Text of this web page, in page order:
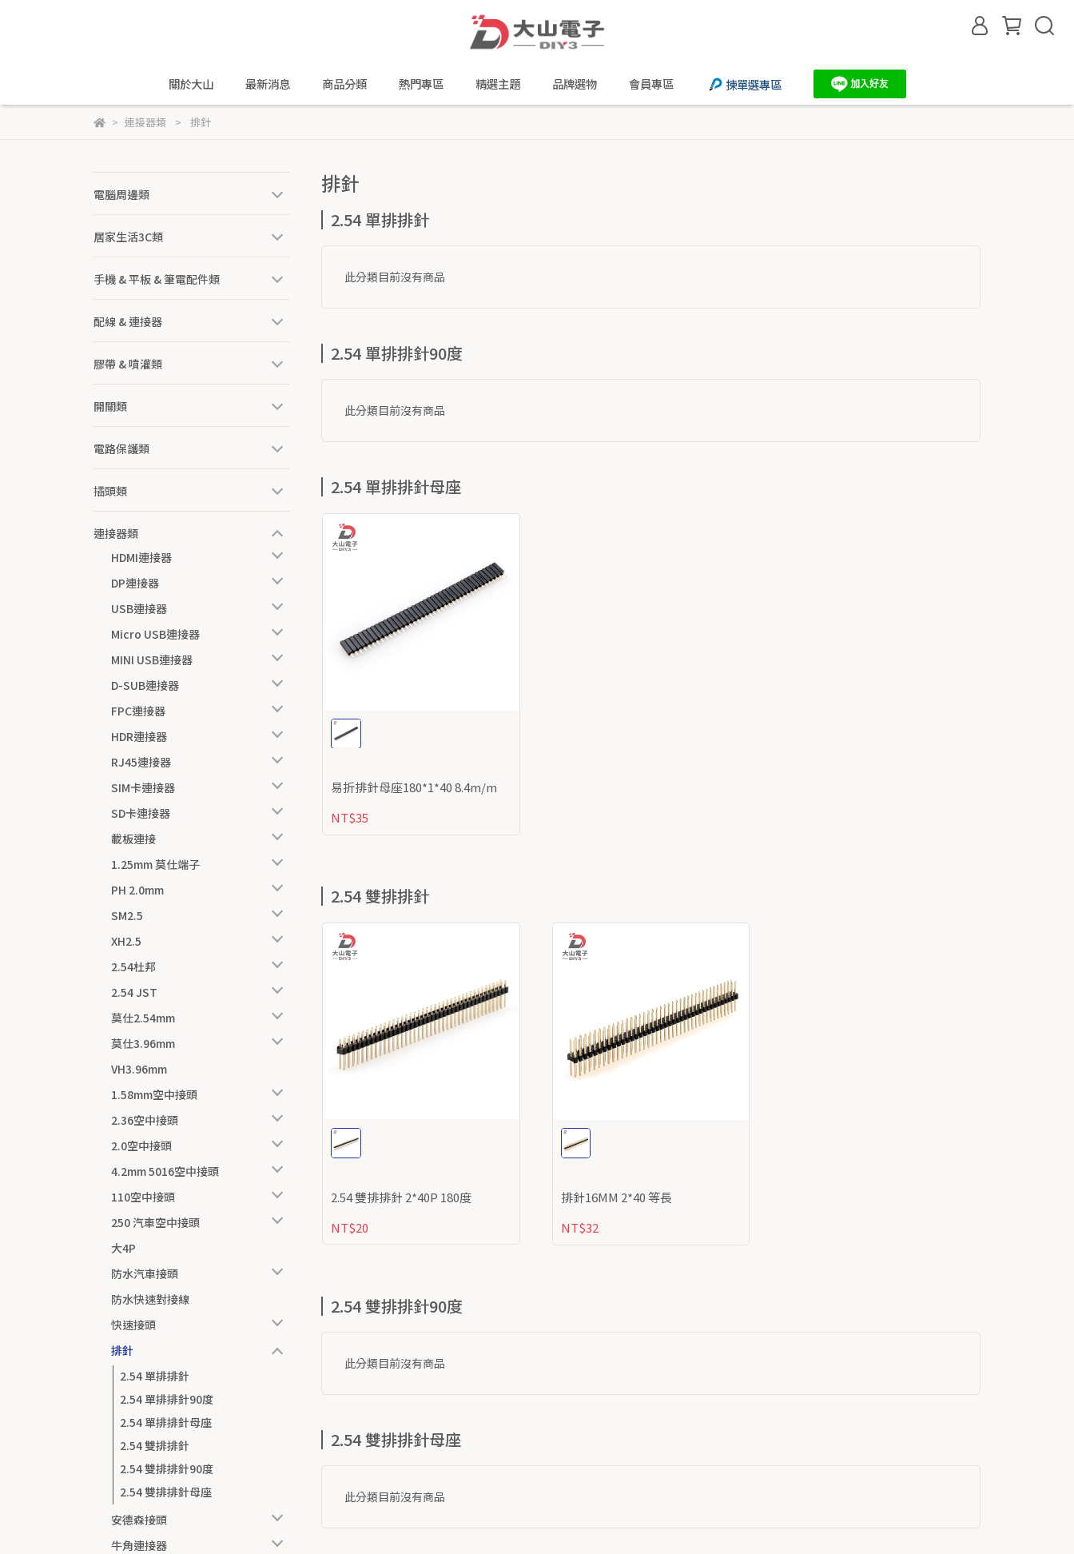
關於大山 最新消息 商品分類 熱門專區 精選主題 品牌選物 會員專區 揀單選專區
連接器類 排針
電腦周邊類
居家生活3C類
手機 & 平板 & 筆電配件類
配線 & 連接器
膠帶 & 噴灌類
開關類
電路保護類
插頭類
連接器類
HDMI連接器
DP連接器
USB連接器
Micro USB連接器
MINI USB連接器
D-SUB連接器
FPC連接器
HDR連接器
RJ45連接器
SIM卡連接器
SD卡連接器
載板連接
1.25mm 莫仕端子
PH 2.0mm
SM2.5
XH2.5
2.54杜邦
2.54 JST
莫仕2.54mm
莫仕3.96mm
VH3.96mm
1.58mm空中接頭
2.36空中接頭
2.0空中接頭
4.2mm 5016空中接頭
110空中接頭
250 汽車空中接頭
大4P
防水汽車接頭
防水快速對接線
快速接頭
排針
2.54 單排排針
2.54 單排排針90度
2.54 單排排針母座
2.54 雙排排針
2.54 雙排排針90度
2.54 雙排排針母座
安德森接頭
牛角連接器
排針
2.54 單排排針
此分類目前沒有商品
2.54 單排排針90度
此分類目前沒有商品
2.54 單排排針母座
易折排針母座180*1*40 8.4m/m
NT$35
2.54 雙排排針
2.54 雙排排針 2*40P 180度
NT$20
排針16MM 2*40 等長
NT$32
2.54 雙排排針90度
此分類目前沒有商品
2.54 雙排排針母座
此分類目前沒有商品